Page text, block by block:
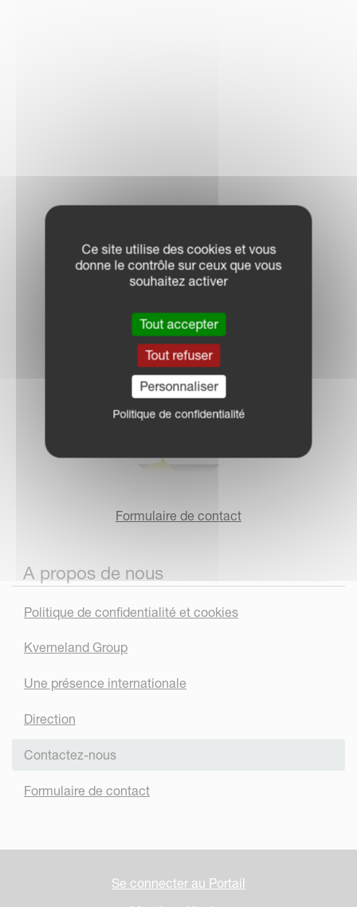
Formulaire de contact
A propos de nous
Politique de confidentialité et cookies
Kverneland Group
Une présence internationale
Direction
Contactez-nous
Formulaire de contact
Se connecter au Portail
Ce site utilise des cookies et vous
donne le contrôle sur ceux que vous
souhaitez activer
Tout accepter
Tout refuser
Personnaliser
Politique de confidentialité